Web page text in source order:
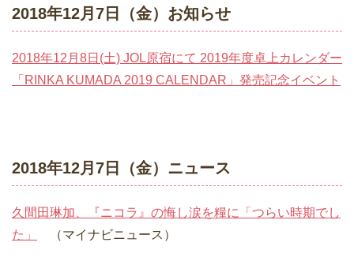
2018年12月7日（金）お知らせ
2018年12月8日(土) JOL原宿にて 2019年度卓上カレンダー
「RINKA KUMADA 2019 CALENDAR」発売記念イベント
2018年12月7日（金）ニュース
久間田琳加、『ニコラ』の悔し涙を糧に「つらい時期でし
た」
（マイナビニュース）